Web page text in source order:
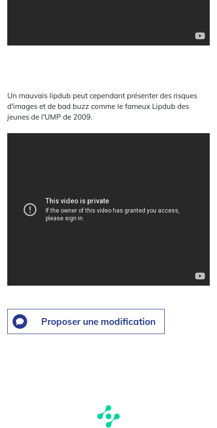
Un mauvais lipdub peut cependant présenter des risques
d'images et de bad buzz comme le fameux Lipdub des
jeunes de l'UMP de 2009.
Proposer une modification